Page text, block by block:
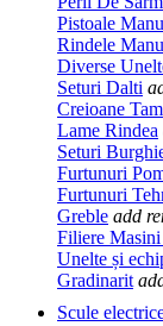
Pistoale
Rindele
Diverse
Seturi Dalti
Creioane
Lame Rindea
Seturi
Furtunuri
Furtunuri
Greble add
Filiere
Unelte și
Gradinarit
Scule